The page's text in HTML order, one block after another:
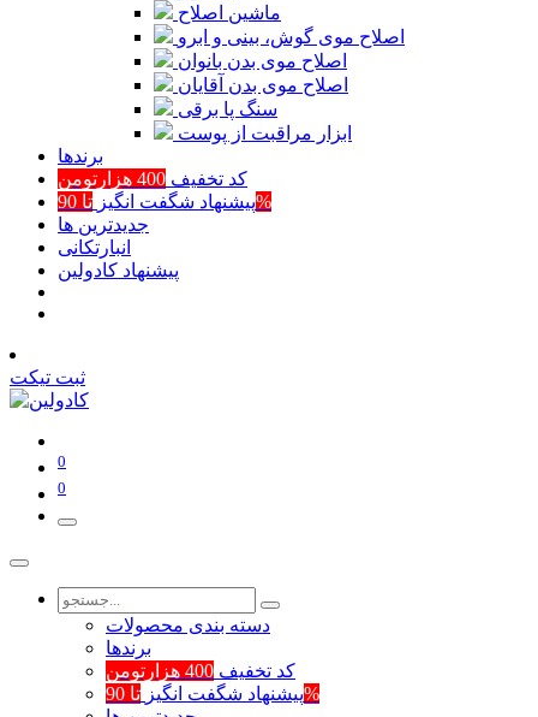
ماشین اصلاح
اصلاح موی گوش، بینی و ابرو
اصلاح موی بدن بانوان
اصلاح موی بدن آقایان
سنگ پا برقی
ابزار مراقبت از پوست
برند‌ها
کد تخفیف 400 هزارتومن
پیشنهاد شگفت انگیزتا 90%
جدیدترین ها
انبارتکانی
پیشنهاد کادولین
ثبت تیکت
0
0
دسته بندی محصولات
برند‌ها
کد تخفیف 400 هزارتومن
پیشنهاد شگفت انگیزتا 90%